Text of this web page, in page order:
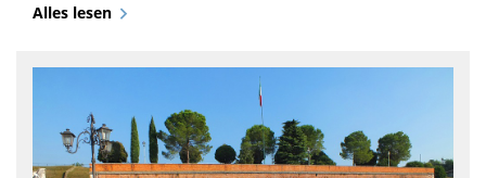
Alles lesen